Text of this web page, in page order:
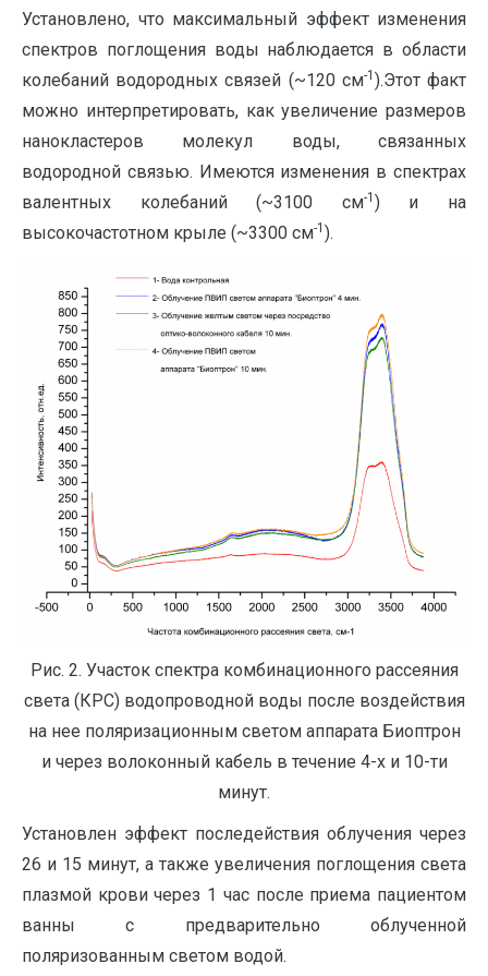
Установлено, что максимальный эффект изменения
спектров поглощения воды наблюдается в области
колебаний водородных связей (~120 см-1 ).Этот факт
можно интерпретировать, как увеличение размеров
нанокластеров молекул воды, связанных
водородной связью. Имеются изменения в спектрах
валентных колебаний (~3100 см-1 ) и на
высокочастотном крыле (~3300 см-1 ).
Рис. 2. Участок спектра комбинационного рассеяния
света (КРС) водопроводной воды после воздействия
на нее поляризационным светом аппарата Биоптрон
и через волоконный кабель в течение 4-х и 10-ти
минут.
Установлен эффект последействия облучения через
26 и 15 минут, а также увеличения поглощения света
плазмой крови через 1 час после приема пациентом
ванны с предварительно облученной
поляризованным светом водой.